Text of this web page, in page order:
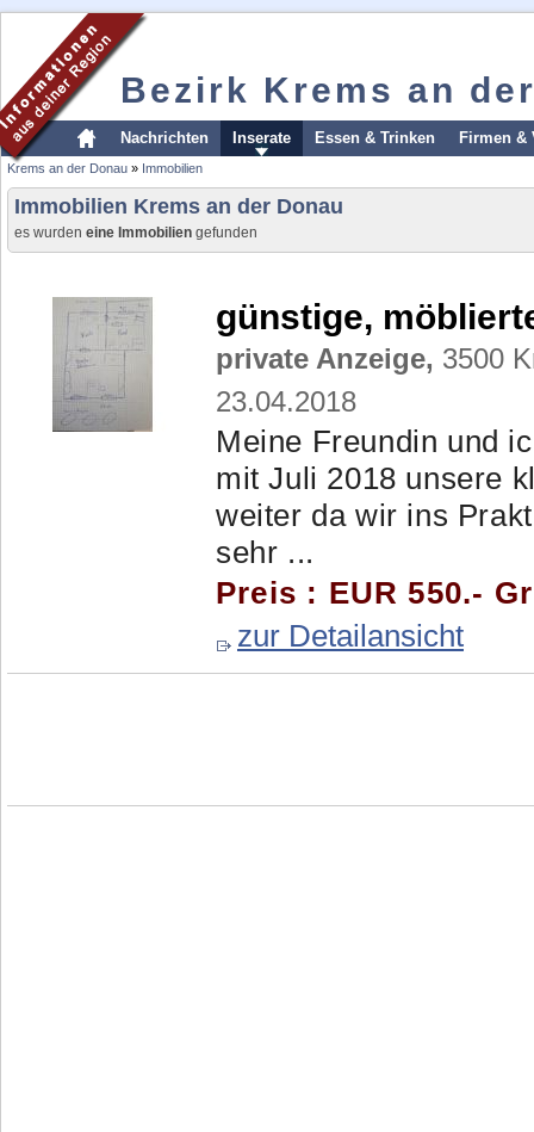
Bezirk Krems an
Nachrichten Inserate Essen & Trinken Firmen &
Krems an der Donau » Immobilien
Immobilien Krems an der Donau
es wurden eine Immobilien gefunden
günstige,
private Anzeige, 3500
23.04.2018
Meine Freundin und
mit Juli 2018 unsere
weiter da wir ins
sehr ...
Preis : EUR 550.-
zur Detailansicht